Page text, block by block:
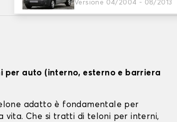
Versione 04/2004 - 08/2013
per auto (interno, esterno e barriera
adatto è fondamentale per
vita. Che si tratti di teloni per interni,